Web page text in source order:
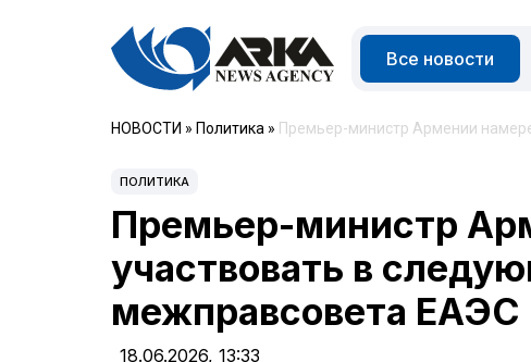
Все новости
НОВОСТИ » Политика » Премьер-министр Армении
ПОЛИТИКА
Премьер-министр
участвовать в
межправсовета ЕАЭС
18.06.2026, 13:33